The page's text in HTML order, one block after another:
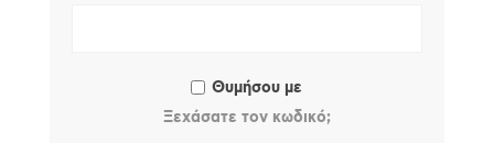
Θυμήσου με
Ξεχάσατε τον κωδικό;